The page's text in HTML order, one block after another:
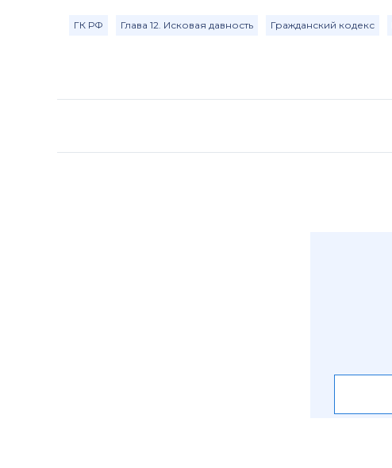
ГК РФ Глава 12. Исковая давность Гражданский кодекс